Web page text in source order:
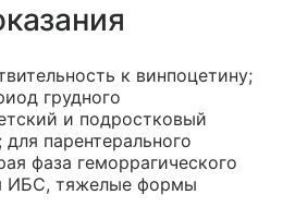
к винпоцетину;
грудного
и подростковый
парентерального
фаза геморрагического
ИБС, тяжелые формы